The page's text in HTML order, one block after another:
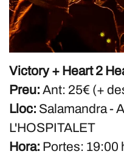
Victory + Heart 2
Preu: Ant: 25€ (+
Lloc: Salamandra -
L'HOSPITALET
Hora: Portes: 19:00